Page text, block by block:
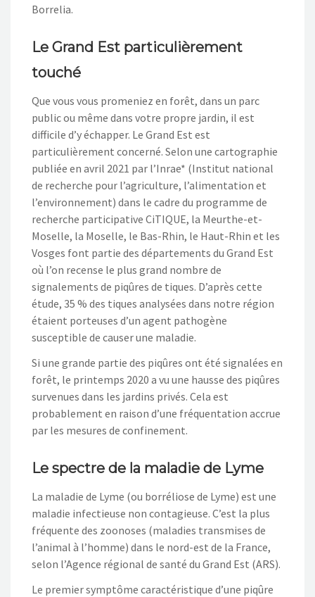
Borrelia.
Le Grand Est particulièrement
touché
Que vous vous promeniez en forêt, dans un parc
public ou même dans votre propre jardin, il est
difficile d’y échapper. Le Grand Est est
particulièrement concerné. Selon une cartographie
publiée en avril 2021 par l’Inrae* (Institut national
de recherche pour l’agriculture, l’alimentation et
l’environnement) dans le cadre du programme de
recherche participative CiTIQUE, la Meurthe-et-
Moselle, la Moselle, le Bas-Rhin, le Haut-Rhin et les
Vosges font partie des départements du Grand Est
où l’on recense le plus grand nombre de
signalements de piqûres de tiques. D’après cette
étude, 35 % des tiques analysées dans notre région
étaient porteuses d’un agent pathogène
susceptible de causer une maladie.
Si une grande partie des piqûres ont été signalées en
forêt, le printemps 2020 a vu une hausse des piqûres
survenues dans les jardins privés. Cela est
probablement en raison d’une fréquentation accrue
par les mesures de confinement.
Le spectre de la maladie de Lyme
La maladie de Lyme (ou borréliose de Lyme) est une
maladie infectieuse non contagieuse. C’est la plus
fréquente des zoonoses (maladies transmises de
l’animal à l’homme) dans le nord-est de la France,
selon l’Agence régional de santé du Grand Est (ARS).
Le premier symptôme caractéristique d’une piqûre